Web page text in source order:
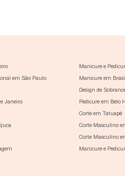
Manicure e
em São Paulo Manicure em
Design de
Janeiro Pedicure em Belo
Corte em Tatuapé
Corte Masculino
Corte Masculino
Manicure e